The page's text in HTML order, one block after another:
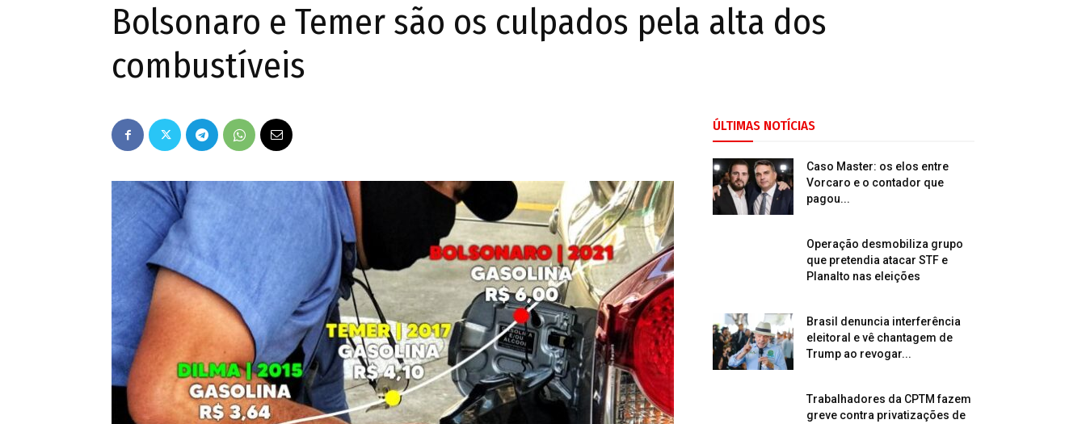
Comunicação
Popular
–
Bolsonaro e Temer são os culpados pela alta dos
combustíveis
ÚLTIMAS NOTÍCIAS
Caso Master: os elos entre
Vorcaro e o contador que
pagou...
Operação desmobiliza grupo
que pretendia atacar STF e
Planalto nas eleições
Brasil denuncia interferência
eleitoral e vê chantagem de
Trump ao revogar...
Trabalhadores da CPTM fazem
greve contra privatizações de